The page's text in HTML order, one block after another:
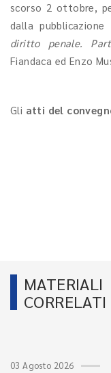
scorso 2 ottobre,
dalla
diritto penale.
Fiandaca ed Enzo
Gli atti del
MATERIALI
CORRELATI
03 Agosto 2026